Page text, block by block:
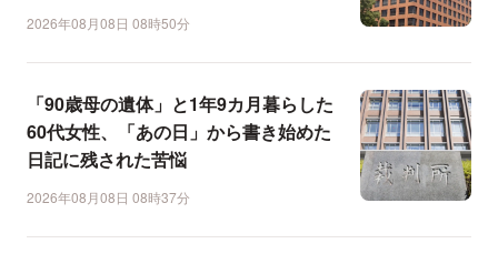
2026年08月08日 08時50分
「90歳母の遺体」と1年9カ月暮らした
60代女性、「あの日」から書き始めた
日記に残された苦悩
2026年08月08日 08時37分